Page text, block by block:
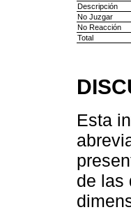
Descripción
No Juzgar
No Reacción
Total
Esta
de las